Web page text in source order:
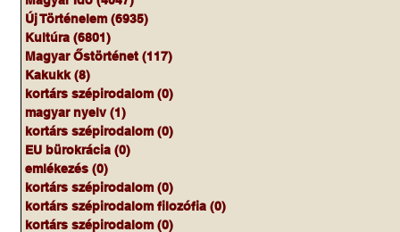
Új Történelem (6935)
Kultúra (6801)
Magyar Őstörténet (117)
Kakukk (8)
kortárs szépirodalom (0)
magyar nyelv (1)
kortárs szépirodalom (0)
EU bürokrácia (0)
emlékezés (0)
kortárs szépirodalom (0)
kortárs szépirodalom filozófia (0)
kortárs szépirodalom (0)